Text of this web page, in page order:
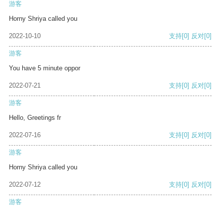
游客
Horny Shriya called you
2022-10-10 支持[0] 反对[0]
游客
You have 5 minute oppor
2022-07-21 支持[0] 反对[0]
游客
Hello, Greetings fr
2022-07-16 支持[0] 反对[0]
游客
Horny Shriya called you
2022-07-12 支持[0] 反对[0]
游客